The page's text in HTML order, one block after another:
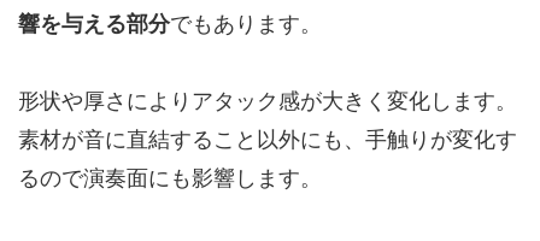
響を与える部分でもあります。
形状や厚さによりアタック感が大きく変化します。
素材が音に直結すること以外にも、手触りが変化す
るので演奏面にも影響します。